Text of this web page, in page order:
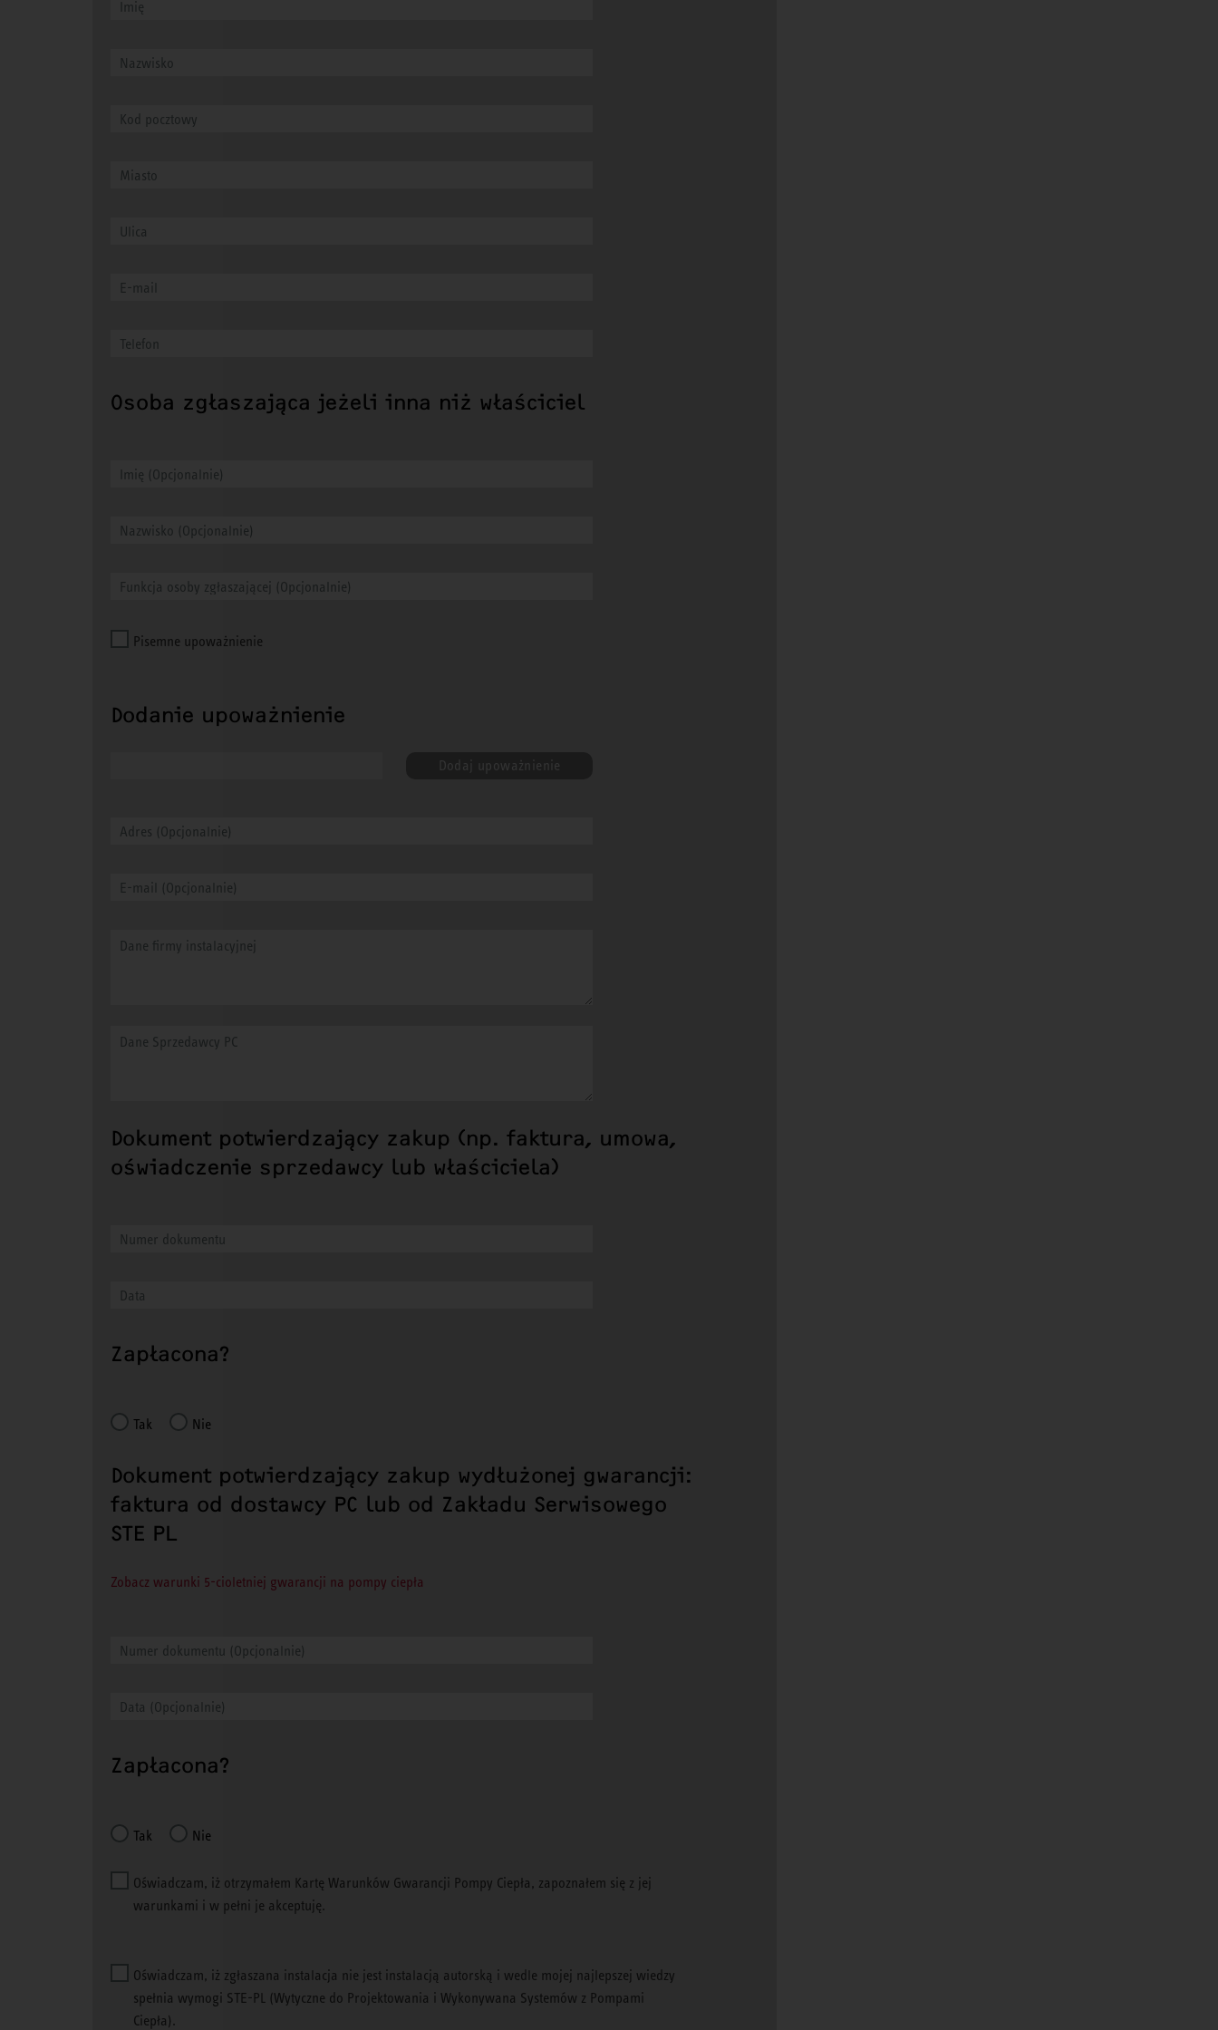
Osoba zgłaszająca jeżeli inna niż właściciel
Pisemne upoważnienie
Dodanie upoważnienie
Dodaj upoważnienie
Dokument potwierdzający zakup (np. faktura, umowa,
oświadczenie sprzedawcy lub właściciela)
Zapłacona?
Tak Nie
Dokument potwierdzający zakup wydłużonej gwarancji:
faktura od dostawcy PC lub od Zakładu Serwisowego
STE PL
Zobacz warunki 5-cioletniej gwarancji na pompy ciepła
Zapłacona?
Tak Nie
Oświadczam, iż otrzymałem Kartę Warunków Gwarancji Pompy Ciepła, zapoznałem się z jej
warunkami i w pełni je akceptuję.
Oświadczam, iż zgłaszana instalacja nie jest instalacją autorską i wedle mojej najlepszej wiedzy
spełnia wymogi STE-PL (Wytyczne do Projektowania i Wykonywana Systemów z Pompami
Ciepła).